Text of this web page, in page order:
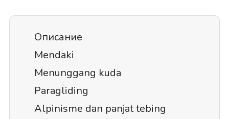
Описание
Mendaki
Menunggang kuda
Paragliding
Alpinisme dan panjat tebing